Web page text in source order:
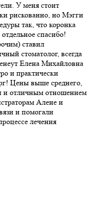
У меня стоит
рискованно, но Мэгги
так, что коронка
спасибо!
ставил
стоматолог, всегда
Елена Михайловна
и практически
Цены выше среднего,
и отличным отношением
Алене и
и помогали
лечения